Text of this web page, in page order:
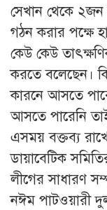
সেখান থেকে ২জন
গঠন করার পক্ষে
কেউ কেউ
করতে বলেছেন।
কারনে আসতে
আসতে পারেনি
এসময় বক্তব্য
ডায়াবেটিক
লীগের সাধারণ
নঈম পাটওয়ারী